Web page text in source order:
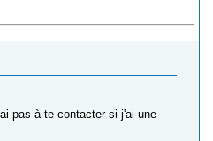
pas à te contacter si j'ai une